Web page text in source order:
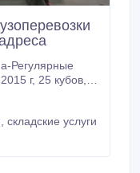
Регулярные
услуги